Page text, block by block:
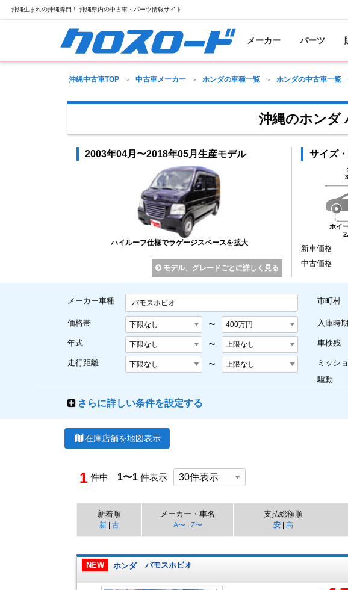
沖縄生まれの沖縄専門！ 沖縄県内の中古車・パーツ情報サイト
メーカー パーツ
沖縄中古車TOP 中古車メーカー ホンダの車種一覧 ホンダの中古車一覧
沖縄のホンダ
2003年04月〜2018年05月生産モデル
ハイルーフ仕様でラゲージスペースを拡大
モデル、グレードごとに詳しく見る
サイズ
ホイ
新車価格
中古価格
メーカー車種 バモスホビオ
価格帯 〜
年式 〜
走行距離 〜
市町村
入庫時期
車検残
ミッシ
駆動
さらに詳しい条件を設定する
在庫店舗を地図表示
1 件中 1〜1 件表示
新着順
新 | 古
メーカー・車名
A〜| Z〜
支払総額順
安| 高
NEW ホンダ バモスホビオ